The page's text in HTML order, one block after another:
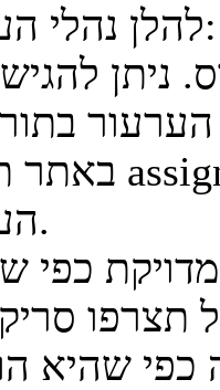
להלן נהלי הערעור:
הערעור.
תצרפו
שהיא